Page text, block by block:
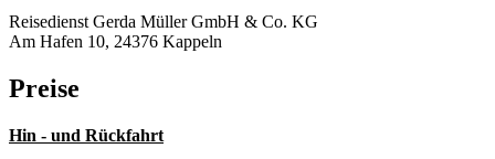
Reisedienst Gerda Müller GmbH & Co. KG
Am Hafen 10, 24376 Kappeln
Preise
Hin - und Rückfahrt